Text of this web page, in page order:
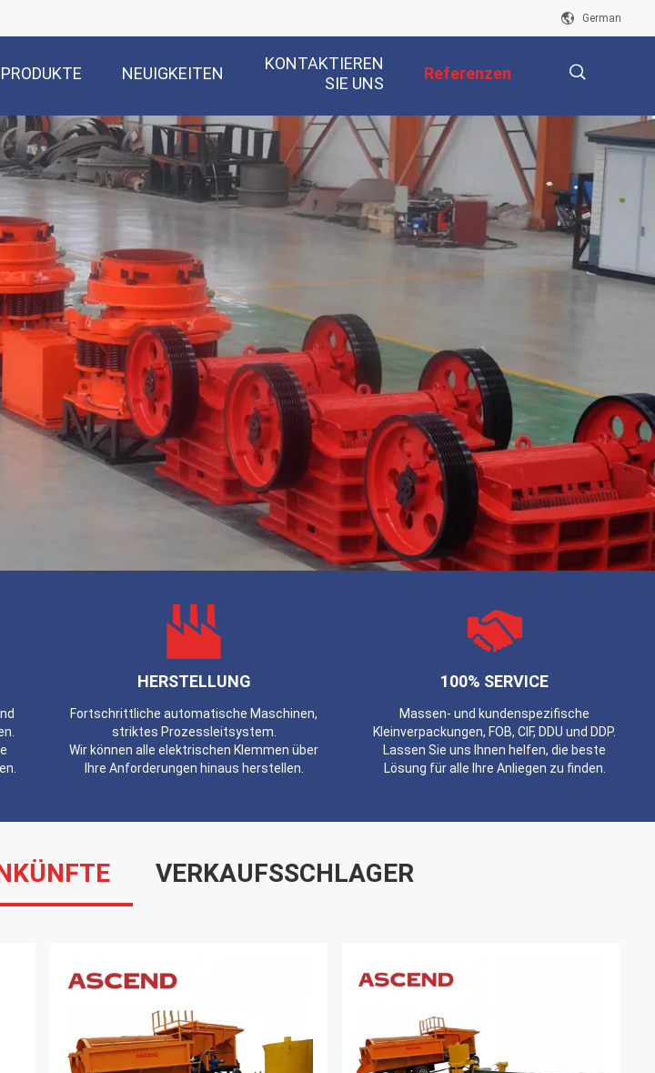
German
PRODUKTE NEUIGKEITEN
KONTAKTIEREN
SIE UNS
述
Referenzen
HERSTELLUNG
Fortschrittliche automatische Maschinen,
striktes Prozessleitsystem.
Wir können alle elektrischen Klemmen über
Ihre Anforderungen hinaus herstellen.
100% SERVICE
Massen- und kundenspezifische
Kleinverpackungen, FOB, CIF, DDU und DDP.
Lassen Sie uns Ihnen helfen, die beste
Lösung für alle Ihre Anliegen zu finden.
VERKAUFSSCHLAGER